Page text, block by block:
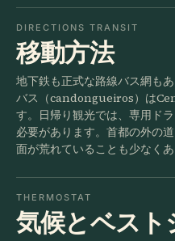
DIRECTIONS TRANSIT
移動方法
地下鉄も正式な路線バス網も
バス（candongueiros）は
す。日帰り観光では、専用ド
必要があります。首都の外の
面が荒れていることも少なくあ
THERMOSTAT
気候とベスト